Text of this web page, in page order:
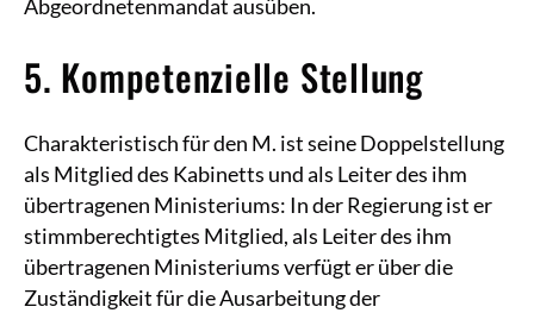
Abgeordnetenmandat ausüben.
5. Kompetenzielle Stellung
Charakteristisch für den M. ist seine Doppelstellung
als Mitglied des Kabinetts und als Leiter des ihm
übertragenen Ministeriums: In der Regierung ist er
stimmberechtigtes Mitglied, als Leiter des ihm
übertragenen Ministeriums verfügt er über die
Zuständigkeit für die Ausarbeitung der